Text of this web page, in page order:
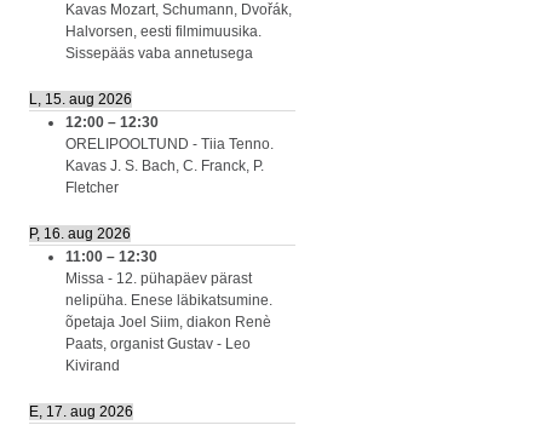
Kavas Mozart, Schumann, Dvořák,
Halvorsen, eesti filmimuusika.
Sissepääs vaba annetusega
L, 15. aug 2026
12:00 – 12:30
ORELIPOOLTUND - Tiia Tenno.
Kavas J. S. Bach, C. Franck, P.
Fletcher
P, 16. aug 2026
11:00 – 12:30
Missa - 12. pühapäev pärast
nelipüha. Enese läbikatsumine.
õpetaja Joel Siim, diakon Renè
Paats, organist Gustav - Leo
Kivirand
E, 17. aug 2026